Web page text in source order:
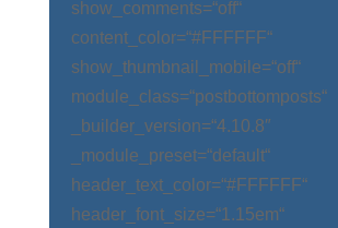
show_comments=“off“
content_color=“#FFFFFF“
show_thumbnail_mobile=“off“
module_class=“postbottomposts“
_builder_version=“4.10.8″
_module_preset=“default“
header_text_color=“#FFFFFF“
header_font_size=“1.15em“